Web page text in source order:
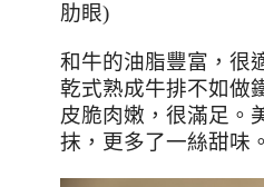
肋眼)
和牛的油脂豐富，很
乾式熟成牛排不如做
皮脆肉嫩，很滿足。
抹，更多了一絲甜味